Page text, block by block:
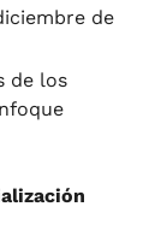
de
de los